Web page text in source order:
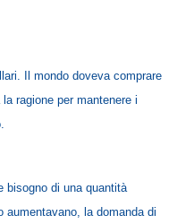
Il mondo doveva comprare
ragione per mantenere i
bisogno di una quantità
aumentavano, la domanda di